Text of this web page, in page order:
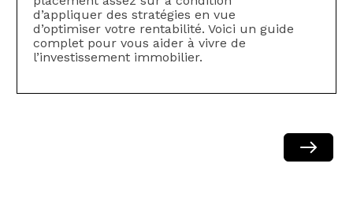
d’appliquer des stratégies en vue
d’optimiser votre rentabilité. Voici un guide
complet pour vous aider à vivre de
l’investissement immobilier.
Next